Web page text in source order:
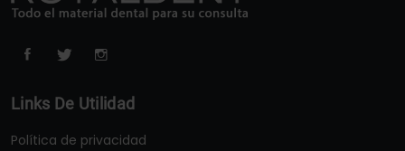
Links De Utilidad
Política de privacidad